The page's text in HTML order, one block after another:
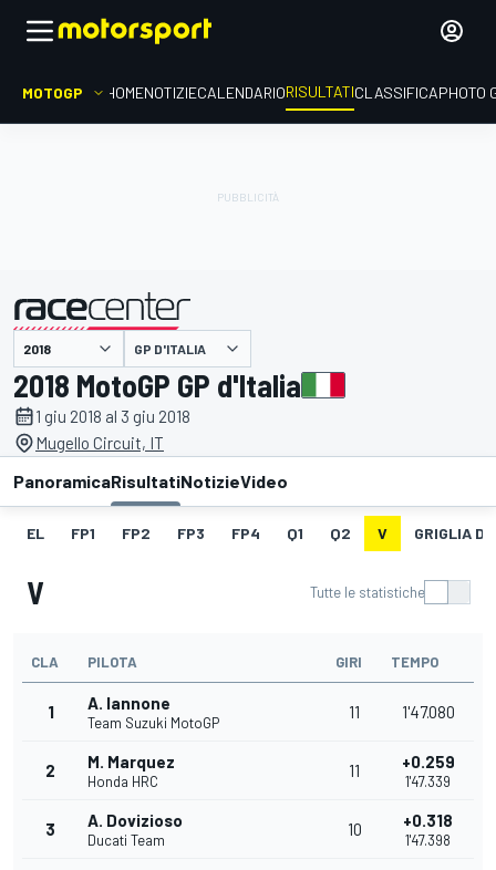
MOTOGP HOMENOTIZIECALENDARIORISULTATICLASSIFICAPHOTO
presentato da GP D'ITALIA
2018 MotoGP GP d'Italia
1 giu 2018 al 3 giu 2018
Mugello Circuit, IT
PanoramicaRisultatiNotizieVideo
EL FP1 FP2 FP3 FP4 Q1 Q2 V GRIGLIA DI
V Tutte le statistiche
CLA PILOTA GIRI TEMPO
1 A. Iannone
Team Suzuki MotoGP
11 1'47.080
2 M. Marquez
Honda HRC
11 +0.259
1'47.339
3 A. Dovizioso
Ducati Team
10 +0.318
1'47.398